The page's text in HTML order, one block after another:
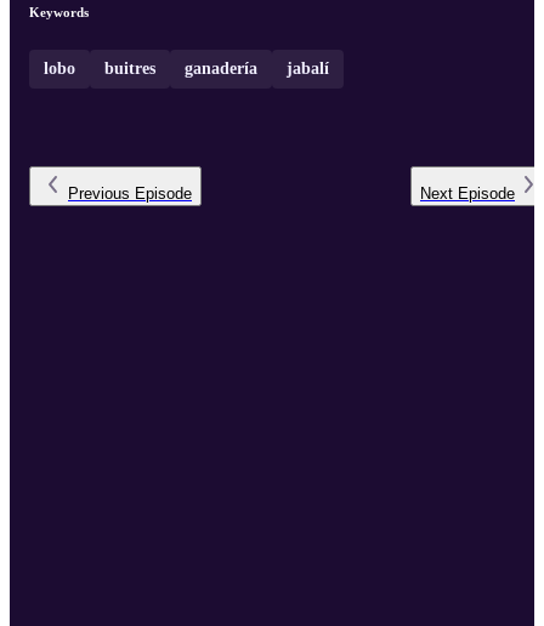
Keywords
lobo buitres ganadería jabalí
Previous Episode Next Episode